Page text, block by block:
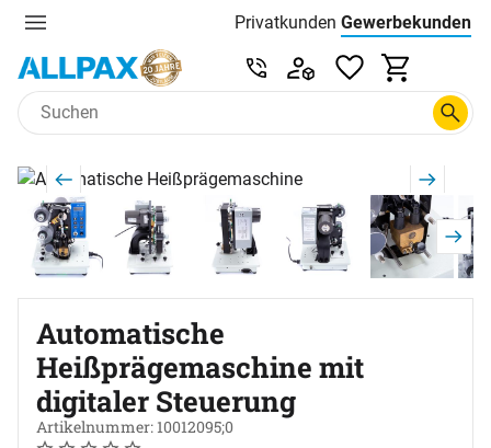
Menu Privatkunden Preisliste:
Gewerbekunden
Zum Hauptinhalt springen
Service & Beratung unter
Produktgalerie
Zur Kaufbox springen
Automatische
Heißprägemaschine mit
digitaler Steuerung
Artikelnummer: 10012095;0